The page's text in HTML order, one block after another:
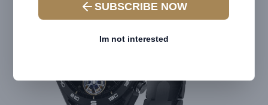
SUBSCRIBE NOW
Im not interested